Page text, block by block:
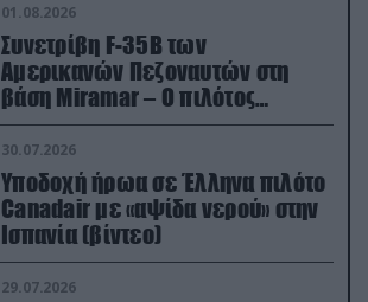
01.08.2026
Συνετρίβη F-35B των
Αμερικανών Πεζοναυτών στη
βάση Miramar – Ο πιλότος
εκτινάχθηκε εγκαίρως
30.07.2026
Υποδοχή ήρωα σε Έλληνα πιλότο
Canadair με «αψίδα νερού» στην
Ισπανία (βίντεο)
29.07.2026